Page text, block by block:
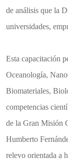
de análisis que la
universidades,
​Esta capacitación
Oceanología,
Biomateriales,
competencias
de la Gran Misión
Humberto
relevo orientada a